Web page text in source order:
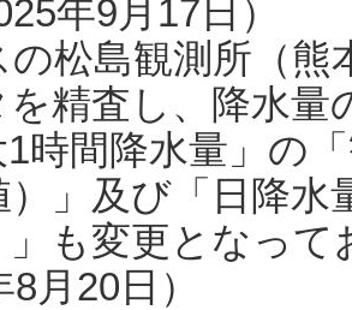
年9月17日）
の松島観測所（熊
精査し、降水
1時間降水量」の
）」及び「日降
」も変更となっ
8月20日）